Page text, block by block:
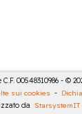
00548310986 - ©
sui cookies -
da StarsystemIT